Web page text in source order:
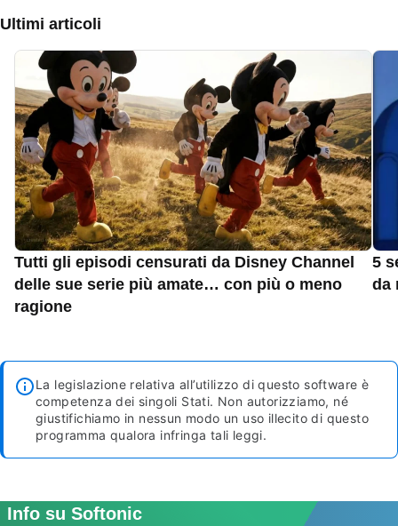
Ultimi articoli
Tutti gli episodi censurati da Disney Channel
delle sue serie più amate… con più o meno
ragione
5
da
La legislazione relativa all’utilizzo di questo software è
competenza dei singoli Stati. Non autorizziamo, né
giustifichiamo in nessun modo un uso illecito di questo
programma qualora infringa tali leggi.
Info su Softonic